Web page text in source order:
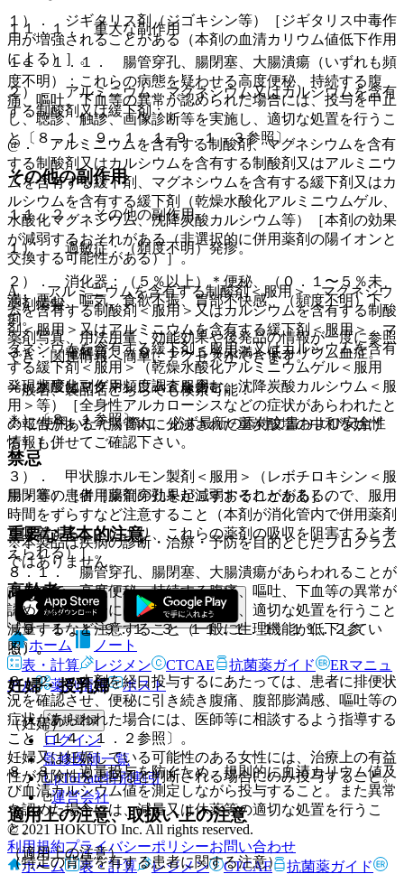
１）． ジギタリス剤（ジゴキシン等）［ジギタリス中毒作
用が増強されることがある（本剤の血清カリウム値低下作用
による）］。
２）． アルミニウム、マグネシウム又はカルシウムを含有
する制酸剤又は緩下剤：
@． アルミニウムを含有する制酸剤、マグネシウムを含有
する制酸剤又はカルシウムを含有する制酸剤又はアルミニウ
ムを含有する緩下剤、マグネシウムを含有する緩下剤又はカ
ルシウムを含有する緩下剤（乾燥水酸化アルミニウムゲル、
水酸化マグネシウム、沈降炭酸カルシウム等）［本剤の効果
が減弱するおそれがある（非選択的に併用薬剤の陽イオンと
交換する可能性がある）］。
A． アルミニウムを含有する制酸剤＜服用＞、マグネシウ
ムを含有する制酸剤＜服用＞又はカルシウムを含有する制酸
剤＜服用＞又はアルミニウムを含有する緩下剤＜服用＞、マ
グネシウムを含有する緩下剤＜服用＞又はカルシウムを含有
する緩下剤＜服用＞（乾燥水酸化アルミニウムゲル＜服用
＞、水酸化マグネシウム＜服用＞、沈降炭酸カルシウム＜服
用＞等）［全身性アルカローシスなどの症状があらわれたと
の報告がある（腸管内に分泌された重炭酸塩の中和を妨げ
る）］。
３）． 甲状腺ホルモン製剤＜服用＞（レボチロキシン＜服
用＞等）［併用薬剤の効果が減弱することがあるので、服用
時間をずらすなど注意すること（本剤が消化管内で併用薬剤
を吸着することにより、これらの薬剤の吸収を阻害すると考
えられる）］。
高齢者
減量するなど注意すること（一般に生理機能が低下してい
る）。
妊婦・授乳婦
（妊婦）
妊婦又は妊娠している可能性のある女性には、治療上の有益
性が危険性を上回ると判断される場合にのみ投与すること。
適用上の注意、取扱い上の注意
（適用上の注意）
１１．１． 重大な副作用
１１．１．１． 腸管穿孔、腸閉塞、大腸潰瘍（いずれも頻
度不明）：これらの病態を疑わせる高度便秘、持続する腹
痛、嘔吐、下血等の異常が認められた場合には、投与を中止
し、聴診、触診、画像診断等を実施し、適切な処置を行うこ
と〔８．１、９．１．１−９．１．３参照〕。
その他の副作用
１１．２． その他の副作用
１）． 過敏症：（頻度不明）発疹。
２）． 消化器：（５％以上）＊便秘、（０．１〜５％未
満）悪心、嘔気、食欲不振、胃部不快感、（頻度不明）下
痢。
３）． 電解質：（０．１〜５％未満）低カリウム血症。
発現頻度は副作用頻度調査を含む。
＊）〔８．１参照〕。
禁忌
腸閉塞の患者［腸管穿孔を起こすおそれがある］。
重要な基本的注意
８．１． 腸管穿孔、腸閉塞、大腸潰瘍があらわれることが
あるので、高度便秘、持続する腹痛、嘔吐、下血等の異常が
認められた場合には、投与を中止し、適切な処置を行うこと
〔９．１．１−９．１．３、１１．１．１、１１．２参
照〕。
８．２． 本剤を経口投与するにあたっては、患者に排便状
況を確認させ、便秘に引き続き腹痛、腹部膨満感、嘔吐等の
症状があらわれた場合には、医師等に相談するよう指導する
こと〔１４．１．２参照〕。
８．３． 過量投与を防ぐため、規則的に血清カリウム値及
び血清カルシウム値を測定しながら投与すること。また異常
を認めた場合には、減量又は休薬等の適切な処置を行うこ
と。
（特定の背景を有する患者に関する注意）
薬剤情報
薬剤写真、用法用量、効能効果や後発品の情報が一度に参照
でき、関連情報へ簡単にアクセスができます。
一般名、製品名どちらでも検索可能！
※ ご使用いただく際に、必ず最新の添付文書および安全性
情報も併せてご確認下さい。
※本製品は疾病の診断・治療・予防を目的としたプログラム
ではありません。
ホーム
ノート
表・計算
レジメン CTCAE 抗菌薬ガイド
ERマニュ
アル
薬剤情報 ポスト
新規登録
ログイン
監修医師一覧
UpToDate特別割引
運営会社
© 2021 HOKUTO Inc. All rights reserved.
利用規約プライバシーポリシーお問い合わせ
ホーム
表・計算 レジメン CTCAE
抗菌薬ガイド